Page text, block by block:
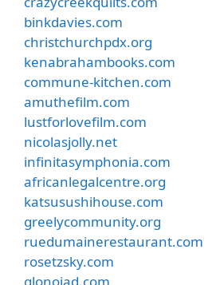
binkdavies.com
christchurchpdx.org
kenabrahambooks.com
commune-kitchen.com
amuthefilm.com
lustforlovefilm.com
nicolasjolly.net
infinitasymphonia.com
africanlegalcentre.org
katsusushihouse.com
greelycommunity.org
ruedumainerestaurant.com
rosetzsky.com
glonojad.com